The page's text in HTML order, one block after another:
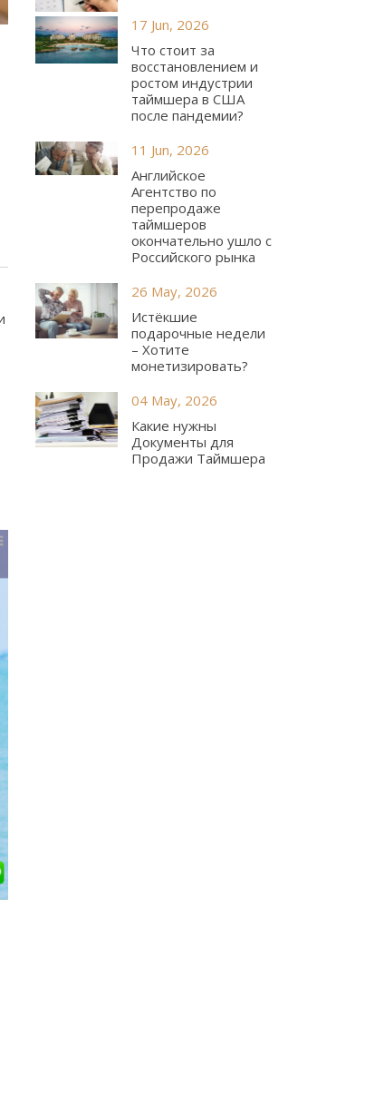
17 Jun, 2026
Что стоит за
восстановлением и
ростом индустрии
таймшера в США
после пандемии?
11 Jun, 2026
Английское
Агентство по
перепродаже
таймшеров
окончательно ушло с
Российского рынка
26 May, 2026
Истёкшие
подарочные недели
– Хотите
монетизировать?
04 May, 2026
Какие нужны
Документы для
Продажи Таймшера